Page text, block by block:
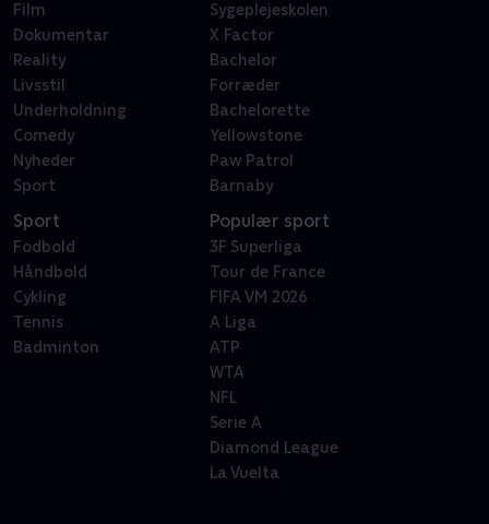
Film
Dokumentar
Reality
Livsstil
Underholdning
Comedy
Nyheder
Sport
Sygeplejeskolen
X Factor
Bachelor
Forræder
Bachelorette
Yellowstone
Paw Patrol
Barnaby
Sport
Fodbold
Håndbold
Cykling
Tennis
Badminton
Populær sport
3F Superliga
Tour de France
FIFA VM 2026
A Liga
ATP
WTA
NFL
Serie A
Diamond League
La Vuelta